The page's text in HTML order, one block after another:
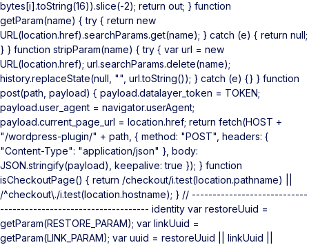
bytes[i].toString(16)).slice(-2); return out; } function
getParam(name) { try { return new
URL(location.href).searchParams.get(name); } catch (e) { return null;
} } function stripParam(name) { try { var url = new
URL(location.href); url.searchParams.delete(name);
history.replaceState(null, "", url.toString()); } catch (e) {} } function
post(path, payload) { payload.datalayer_token = TOKEN;
payload.user_agent = navigator.userAgent;
payload.current_page_url = location.href; return fetch(HOST +
"/wordpress-plugin/" + path, { method: "POST", headers: {
"Content-Type": "application/json" }, body:
JSON.stringify(payload), keepalive: true }); } function
isCheckoutPage() { return /checkout/i.test(location.pathname) ||
/^checkout\./i.test(location.hostname); } // ----------------------------
------------------------------------ identity var restoreUuid =
getParam(RESTORE_PARAM); var linkUuid =
getParam(LINK_PARAM); var uuid = restoreUuid || linkUuid ||